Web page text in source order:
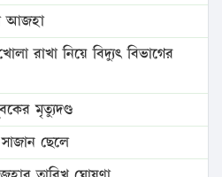
আজহা
রাখা নিয়ে বিদ্যুৎ বিভাগের
মৃত্যুদণ্ড
ছেলে